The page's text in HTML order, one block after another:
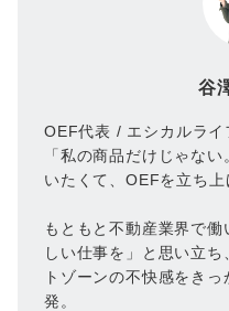
谷
OEF代表 / エシカルライ
「私の商品だけじゃな
いたくて、OEFを立ち上
もともと不動産業界で
しい仕事を」と思い立
トゾーンの不快感をき
発。